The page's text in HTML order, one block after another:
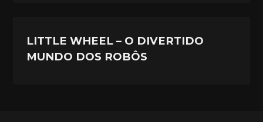
LITTLE WHEEL – O DIVERTIDO
MUNDO DOS ROBÔS